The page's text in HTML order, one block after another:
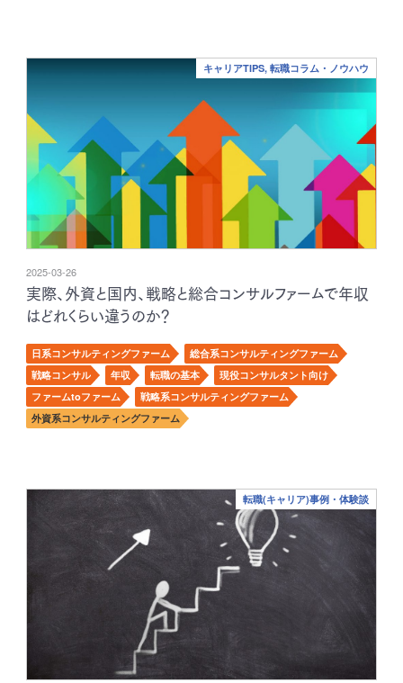
キャリアTIPS, 転職コラム・ノウハウ
2025-03-26
実際、外資と国内、戦略と総合コンサルファームで年収
はどれくらい違うのか？
日系コンサルティングファーム
総合系コンサルティングファーム
戦略コンサル
年収 転職の基本
現役コンサルタント向け
ファームtoファーム
戦略系コンサルティングファーム
外資系コンサルティングファーム
転職(キャリア)事例・体験談